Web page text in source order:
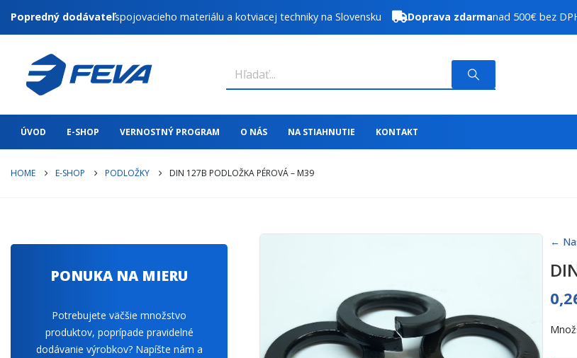
Popredný dodávateľspojovacieho materiálu a kotviacej techniky na Slovensku Doprava zdarmanad 500€ bez
ÚVOD E-SHOP VERNOSTNÝ PROGRAM O NÁS NA STIAHNUTIE KONTAKT
HOME E-SHOP PODLOŽKY DIN 127B PODLOŽKA PÉROVÁ – M39
←
PONUKA NA MIERU
Potrebujete väčšie množstvo
produktov, poprípade pravidelné
dodávanie výrobkov? Napíšte nám a